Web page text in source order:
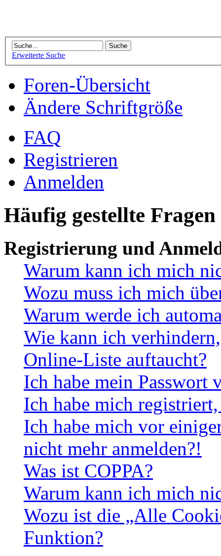
Erweiterte Suche
Foren-Übersicht
Ändere Schriftgröße
FAQ
Registrieren
Anmelden
Häufig gestellte Fragen
Registrierung und
Warum kann ich mich
Wozu muss ich mich
Warum werde ich
Wie kann ich
Online-Liste auftaucht?
Ich habe mein Passwort
Ich habe mich
Ich habe mich vor
nicht mehr anmelden?!
Was ist COPPA?
Warum kann ich mich
Wozu ist die „Alle
Funktion?